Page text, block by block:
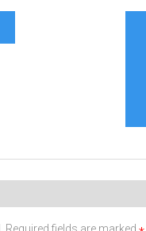
Required fields are marked